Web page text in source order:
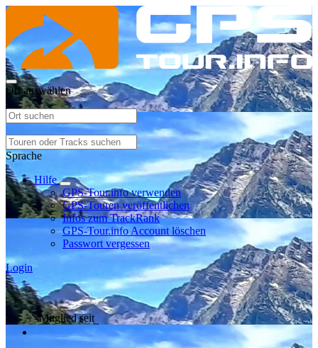
Ort auswählen
Sprache
Hilfe
GPS-Tour.info verwenden
GPS-Touren veröffentlichen
Infos zum TrackRank
GPS-Tour.info Account löschen
Passwort vergessen
Login
Mitglied seit